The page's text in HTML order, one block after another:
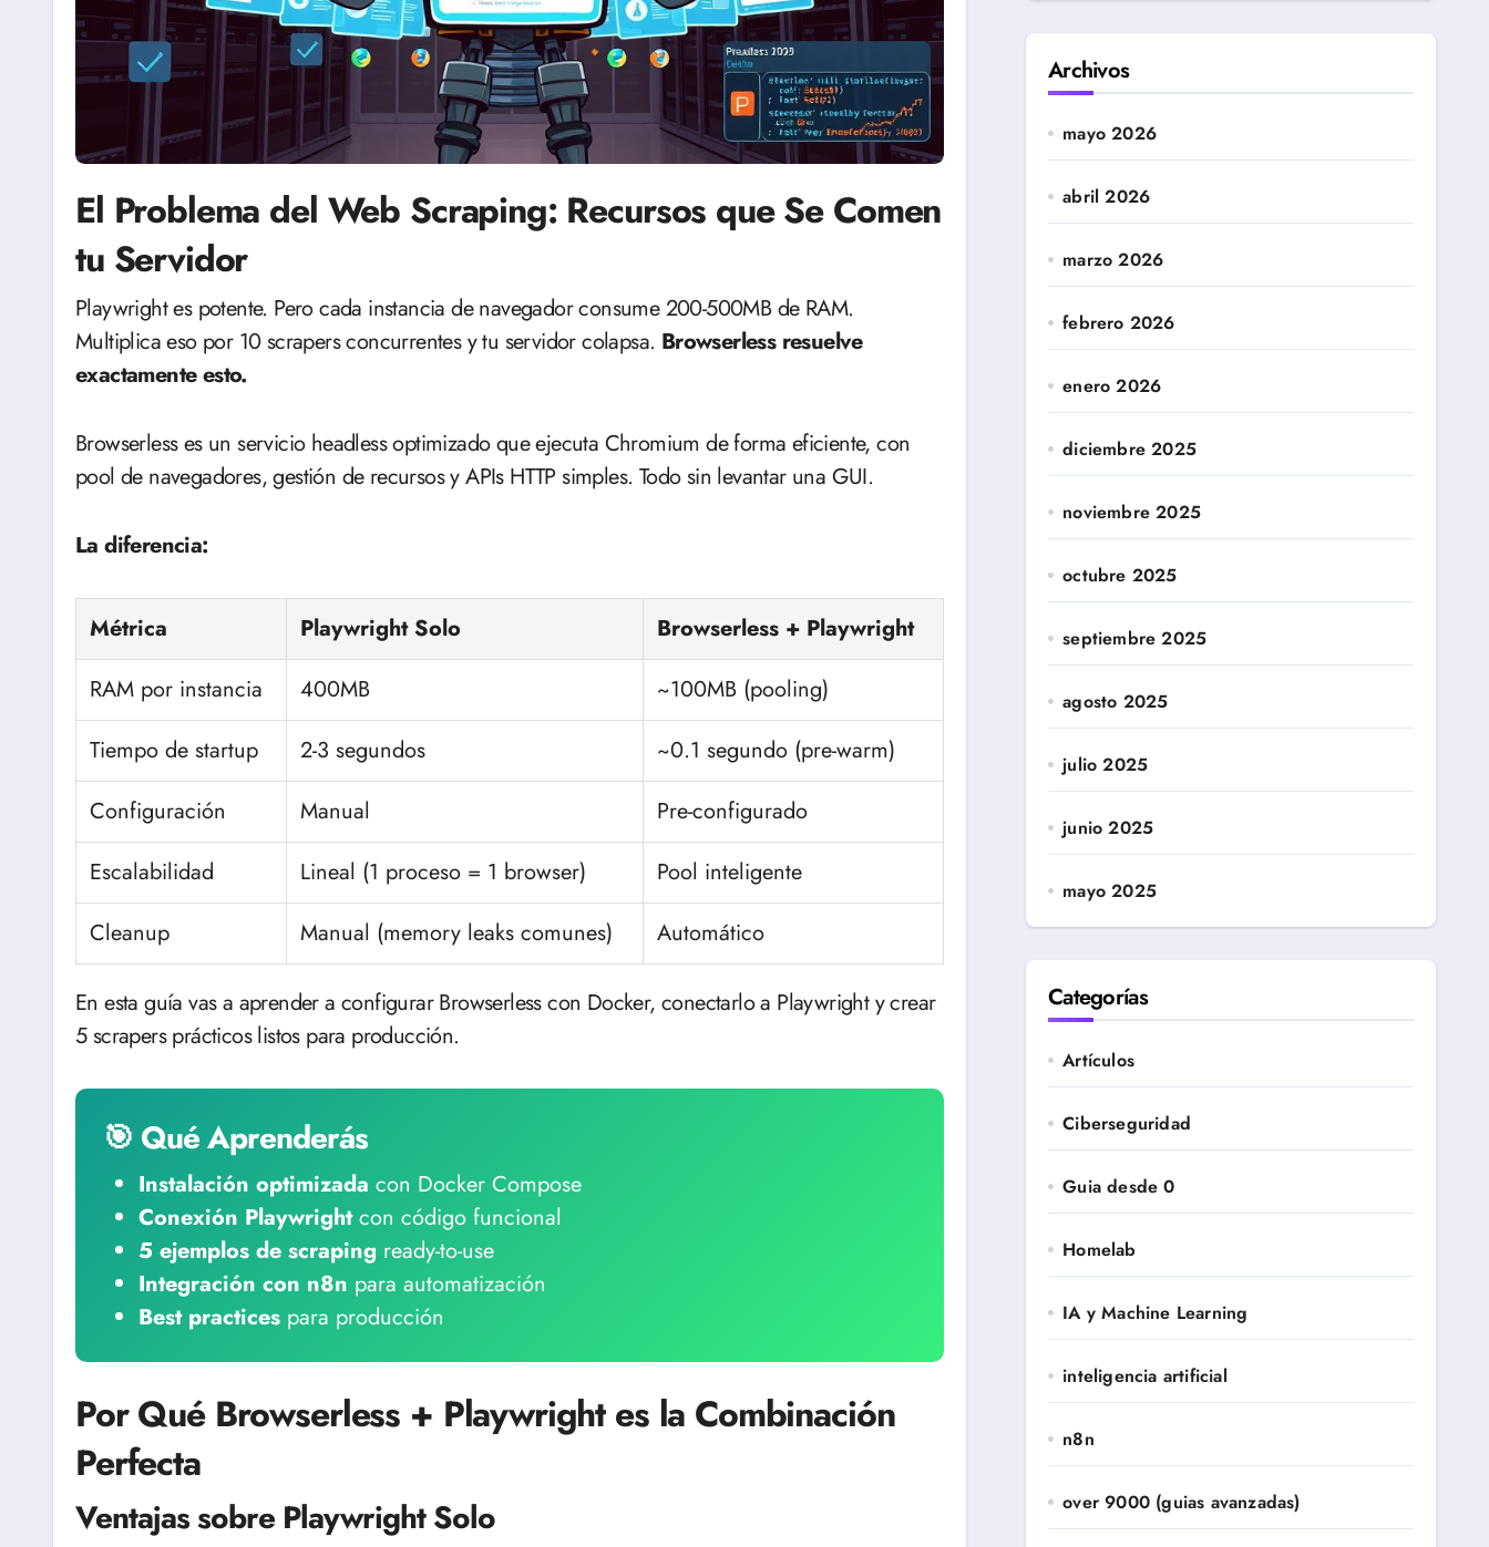
El Problema del Web Scraping: Recursos que Se Comen
tu Servidor
Playwright es potente. Pero cada instancia de navegador consume 200-500MB de RAM.
Multiplica eso por 10 scrapers concurrentes y tu servidor colapsa. Browserless resuelve
exactamente esto.
Browserless es un servicio headless optimizado que ejecuta Chromium de forma eficiente, con
pool de navegadores, gestión de recursos y APIs HTTP simples. Todo sin levantar una GUI.
La diferencia:
Métrica Playwright Solo
Browserless + Playwright
RAM por instancia
400MB
~100MB (pooling)
Tiempo de startup
2-3 segundos
~0.1 segundo (pre-warm)
Configuración
Manual
Pre-configurado
Escalabilidad
Lineal (1 proceso = 1 browser)
Pool inteligente
Cleanup
Manual (memory leaks comunes) Automático
En esta guía vas a aprender a configurar Browserless con Docker, conectarlo a Playwright y crear
5 scrapers prácticos listos para producción.
🎯 Qué Aprenderás
Instalación optimizada con Docker Compose
Conexión Playwrightcon código funcional
5 ejemplos de scraping ready-to-use
Integración con n8n para automatización
Best practices para producción
Por Qué Browserless + Playwright es la Combinación
Perfecta
Ventajas sobre Playwright Solo
Archivos
mayo 2026
abril 2026
marzo 2026
febrero 2026
enero 2026
diciembre 2025
noviembre 2025
octubre 2025
septiembre 2025
agosto 2025
julio 2025
junio 2025
mayo 2025
Categorías
Artículos
Ciberseguridad
Guia desde 0
Homelab
IA y Machine Learning
inteligencia artificial
n8n
over 9000 (guias avanzadas)